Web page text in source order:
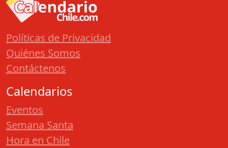
Políticas de Privacidad
Quiénes Somos
Contáctenos
Calendarios
Eventos
Semana Santa
Hora en Chile